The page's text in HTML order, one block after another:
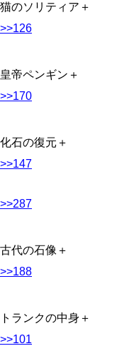
猫のソリティア＋
>>126
皇帝ペンギン＋
>>170
化石の復元＋
>>147
>>287
古代の石像＋
>>188
トランクの中身＋
>>101